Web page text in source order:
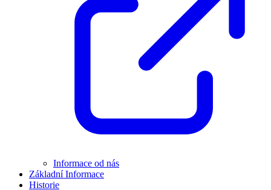
Informace od nás
Základní Informace
Historie